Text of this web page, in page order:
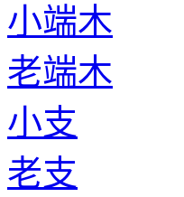
小端木
老端木
小支
老支